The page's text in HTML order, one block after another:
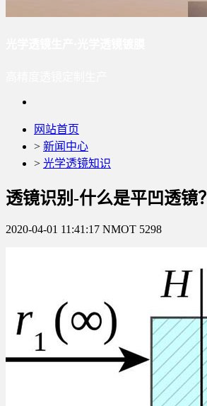
网站首页
> 新闻中心
> 光学透镜知识
透镜识别-什么是平凹透镜？
2020-04-01 11:41:17 NMOT 5298